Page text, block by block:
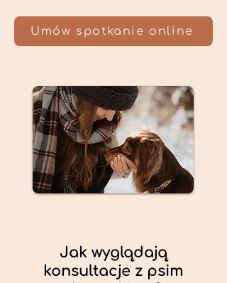
Umów spotkanie online
Jak wyglądają
konsultacje z psim